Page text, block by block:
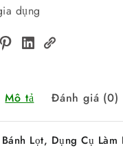
dụng
Mô tả Đánh giá (0)
Lọt, Dụng Cụ